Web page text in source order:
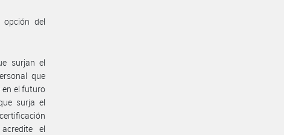
opción del
surjan el
que
en el futuro
surja el
el